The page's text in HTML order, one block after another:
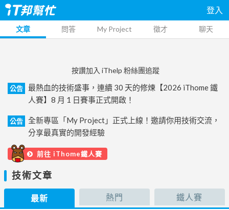
登入
文章 問答 My Project 徵才 聊天
按讚加入 iThelp 粉絲團追蹤
公告
最熱血的技術盛事，連續 30 天的修煉【2026 iThome 鐵
人賽】8 月 1 日賽事正式開啟！
公告
全新專區「My Project」正式上線！邀請你用技術交流，
分享最真實的開發經驗
前往 iThome鐵人賽
技術文章
最新 熱門 鐵人賽